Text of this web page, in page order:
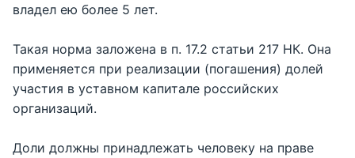
владел ею более 5 лет.
Такая норма заложена в п. 17.2 статьи 217 НК. Она
применяется при реализации (погашения) долей
участия в уставном капитале российских
организаций.
Доли должны принадлежать человеку на праве